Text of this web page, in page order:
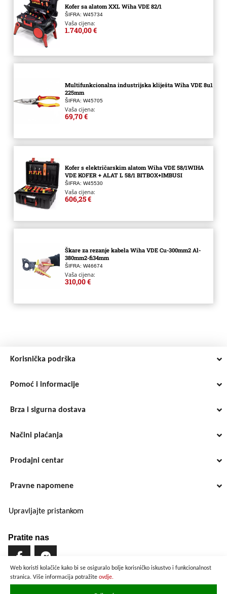
Web koristi kolačiće kako bi se osiguralo bolje korisničko iskustvo i funkcionalnost
stranica. Više informacija potražite ovdje.
Kofer sa alatom XXL Wiha VDE 82/1
ŠIFRA: W45734
Vaša cijena:
1.740,00 €
Multifunkcionalna industrijska kliješta Wiha VDE 8u1
225mm
ŠIFRA: W45705
Vaša cijena:
69,70 €
Kofer s električarskim alatom Wiha VDE 58/1WIHA
VDE KOFER + ALAT L 58/1 BITBOX+IMBUSI
ŠIFRA: W45530
Vaša cijena:
606,25 €
Škare za rezanje kabela Wiha VDE Cu-300mm2 Al-
380mm2-fi34mm
ŠIFRA: W46674
Vaša cijena:
310,00 €
Korisnička podrška
Pomoć i informacije
Brza i sigurna dostava
Načini plaćanja
Prodajni centar
Pravne napomene
Upravljajte pristankom
Pratite nas
Brzo i sigurno plaćanje